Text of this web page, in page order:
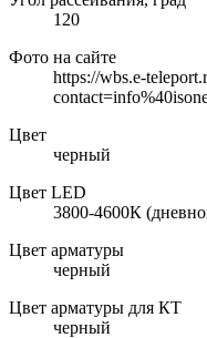
120
Фото на сайте
https://wbs.e-
Цвет
черный
Цвет LED
3800-4600К
Цвет арматуры
черный
Цвет арматуры для КТ
черный